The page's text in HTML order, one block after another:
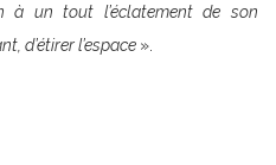
à un tout l’éclatement de son
d’étirer l’espace ».